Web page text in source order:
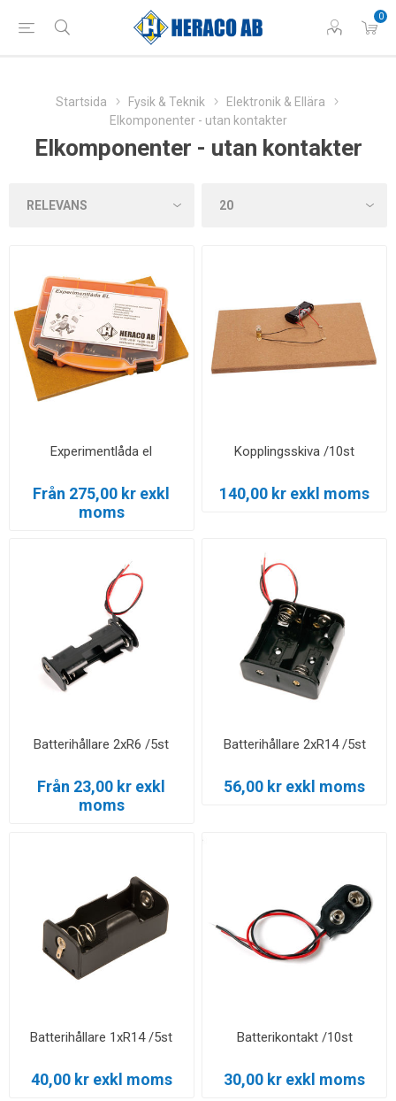
0
Startsida Fysik & Teknik
Elektronik & Ellära
Elkomponenter - utan kontakter
Elkomponenter - utan kontakter
Experimentlåda el
Från 275,00 kr exkl
moms
Kopplingsskiva /10st
140,00 kr exkl moms
Batterihållare 2xR6 /5st
Från 23,00 kr exkl
moms
Batterihållare 2xR14 /5st
56,00 kr exkl moms
Batterihållare 1xR14 /5st
40,00 kr exkl moms
Batterikontakt /10st
30,00 kr exkl moms